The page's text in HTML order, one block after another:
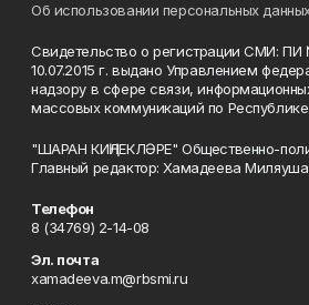
Об использовании персональных
Свидетельство о регистрации СМИ:
10.07.2015 г. выдано Управлением
надзору в сфере связи,
массовых коммуникаций по
"ШАРАН КИҢЛЕКЛӘРЕ" Общественно-
Главный редактор: Хамадеева
Телефон
8 (34769) 2-14-08
Эл. почта
xamadeeva.m@rbsmi.ru